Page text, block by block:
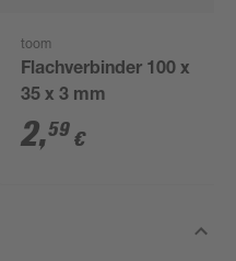
toom
Flachverbinder 100 x
35 x 3 mm
2,59 €